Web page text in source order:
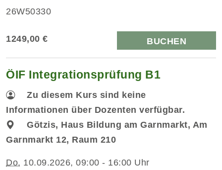
26W50330
1249,00 € BUCHEN
ÖIF Integrationsprüfung B1
Zu diesem Kurs sind keine
Informationen über Dozenten verfügbar.
Götzis, Haus Bildung am Garnmarkt, Am
Garnmarkt 12, Raum 210
Do. 10.09.2026, 09:00 - 16:00 Uhr